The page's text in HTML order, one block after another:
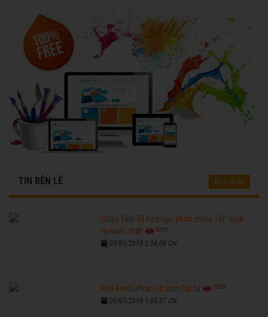
TIN BÊN LỀ Đọc thêm
Châu Tinh Trì hứa hẹn phim chiếu Tết 'cười
ra nước mắt'
6770
03/01/2019 2:04:06 CH
Kim Kardashian có con thứ tư 6270
03/01/2019 1:03:37 CH